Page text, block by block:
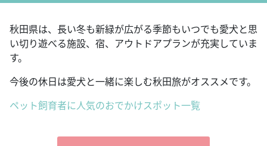
秋田県は、長い冬も新緑が広がる季節もいつでも愛犬と思
い切り遊べる施設、宿、アウトドアプランが充実していま
す。
今後の休日は愛犬と一緒に楽しむ秋田旅がオススメです。
ペット飼育者に人気のおでかけスポット一覧